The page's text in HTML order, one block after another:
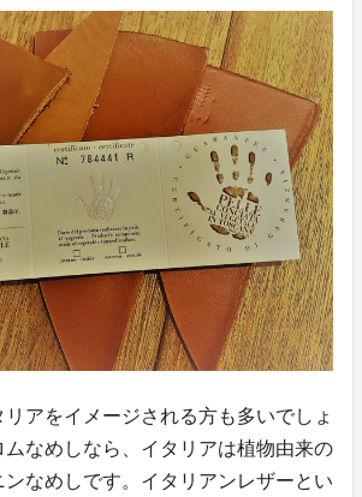
アをイメージされる方も多いでしょ
ムなめしなら、イタリアは植物由来の
なめしです。イタリアンレザーとい